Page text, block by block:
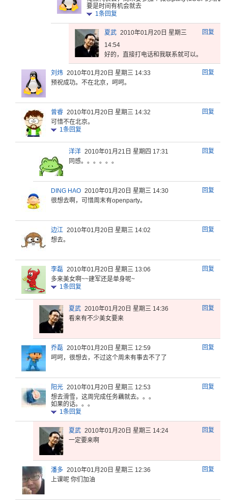
要是时间有机会就去
1条回复
回复
夏武 2010年01月20日 星期三
14:54
好的，直接打电话和我联系就可以。
回复
刘炜 2010年01月20日 星期三 14:33
预祝成功。不在北京，呵呵。
回复
曾睿 2010年01月20日 星期三 14:32
可惜不在北京。
1条回复
回复
洋洋 2010年01月21日 星期四 17:31
同感。。。。。。
回复
DING HAO 2010年01月20日 星期三 14:30
很想去啊，
可惜周末有openparty。
回复
边江 2010年01月20日 星期三 14:02
想去。
回复
李磊 2010年01月20日 星期三 13:06
多来美女啊~~建军还是单身呢~
1条回复
回复
夏武 2010年01月20日 星期三 14:36
看来有不少美女要来
回复
乔磊 2010年01月20日 星期三 12:59
呵呵，很想去，不过这个周未有事去不了了
回复
阳光 2010年01月20日 星期三 12:53
想去滑雪， 这周完成任务藕就去。 。。
如果的话。。。
1条回复
回复
夏武 2010年01月20日 星期三 14:24
一定要来啊
回复
潘多 2010年01月20日 星期三 12:36
上课呢 你们加油